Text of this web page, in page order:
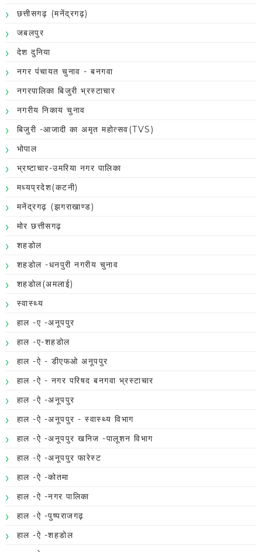
छत्तीसगढ़ (मनेंद्रगढ़)
जबलपुर
देश दुनिया
नगर पंचायत चुनाव - बनगवा
नगरपालिका बिजुरी भ्रस्टाचार
नगरीय निकाय चुनाव
बिजुरी -आजादी का अमृत महोत्सव(TVS)
भोपाल
भ्रष्टाचार-उमरिया नगर पालिका
मध्यप्रदेश(कटनी)
मनेंद्रगढ़ (झगराखाण्ड)
मोर छत्तीसगढ़
शहडोल
शहडोल -धनपुरी नगरीय चुनाव
शहडोल(अमलाई)
स्वास्थ्य
हाल -ए -अनूपपुर
हाल -ए-शहडोल
हाल -ऐ - डीएफओ अनूपपुर
हाल -ऐ - नगर परिषद बनगवा भ्रस्टाचार
हाल -ऐ -अनूपपुर
हाल -ऐ -अनूपपुर - स्वास्थ्य विभाग
हाल -ऐ -अनूपपुर खनिज -पालूशन विभाग
हाल -ऐ -अनूपपुर फारेस्ट
हाल -ऐ -कोतमा
हाल -ऐ -नगर पालिका
हाल -ऐ -पुष्पराजगढ़
हाल -ऐ -शहडोल